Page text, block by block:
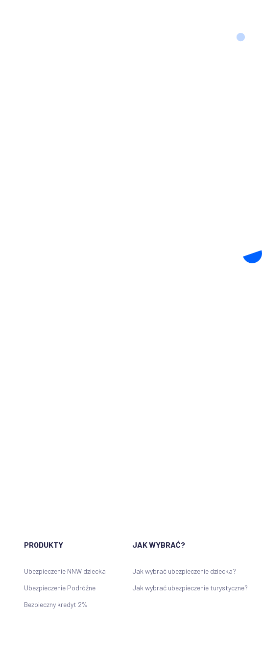
PRODUKTY
Ubezpieczenie NNW dziecka
Ubezpieczenie Podróżne
Bezpieczny kredyt 2%
JAK WYBRAĆ?
Jak wybrać ubezpieczenie dziecka?
Jak wybrać ubezpieczenie turystyczne?